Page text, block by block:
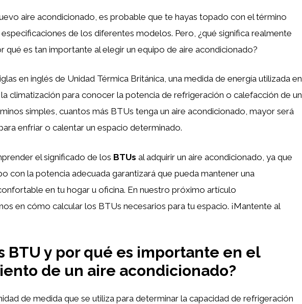
aire acondicionado, es probable que te hayas topado con el término
de los diferentes modelos. Pero, ¿qué significa realmente
qué es tan importante al elegir un equipo de aire acondicionado?
en inglés de Unidad Térmica Británica, una medida de energía utilizada en
climatización para conocer la potencia de refrigeración o calefacción de un
simples, cuantos más BTUs tenga un aire acondicionado, mayor será
enfriar o calentar un espacio determinado.
el significado de los BTUs al adquirir un aire acondicionado, ya que
con la potencia adecuada garantizará que pueda mantener una
en tu hogar u oficina. En nuestro próximo artículo
en cómo calcular los BTUs necesarios para tu espacio. ¡Mantente al
BTU y por qué es importante en el
de un aire acondicionado?
de medida que se utiliza para determinar la capacidad de refrigeración